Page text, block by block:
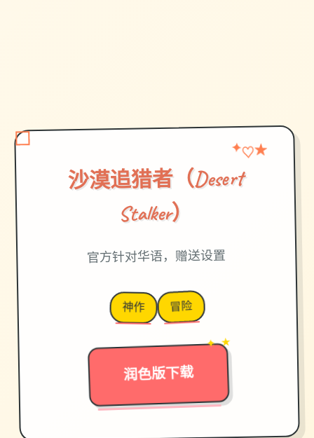
沙漠追猎者（Desert
Stalker）
✦♡★
官方针对华语，赠送设置
神作 冒险
润色版下载
→
✦ ★